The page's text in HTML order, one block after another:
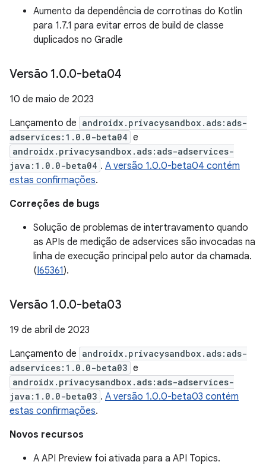
Aumento da dependência de corrotinas do Kotlin
para 1.7.1 para evitar erros de build de classe
duplicados no Gradle
Versão 1.0.0-beta04
10 de maio de 2023
Lançamento de androidx.privacysandbox.ads:ads-
adservices:1.0.0-beta04 e
androidx.privacysandbox.ads:ads-adservices-
java:1.0.0-beta04 . A versão 1.0.0-beta04 contém
estas confirmações.
Correções de bugs
Solução de problemas de intertravamento quando
as APIs de medição de adservices são invocadas na
linha de execução principal pelo autor da chamada.
(I65361).
Versão 1.0.0-beta03
19 de abril de 2023
Lançamento de androidx.privacysandbox.ads:ads-
adservices:1.0.0-beta03 e
androidx.privacysandbox.ads:ads-adservices-
java:1.0.0-beta03 . A versão 1.0.0-beta03 contém
estas confirmações.
Novos recursos
A API Preview foi ativada para a API Topics.